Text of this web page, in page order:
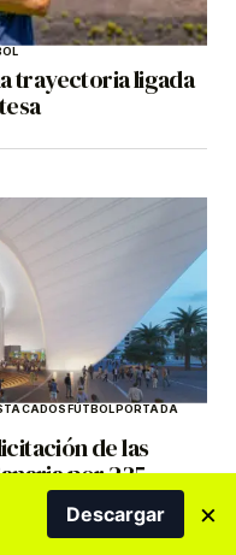
trayectoria ligada
FÚTBOLPORTADA
de las
por 235
Descargar ×